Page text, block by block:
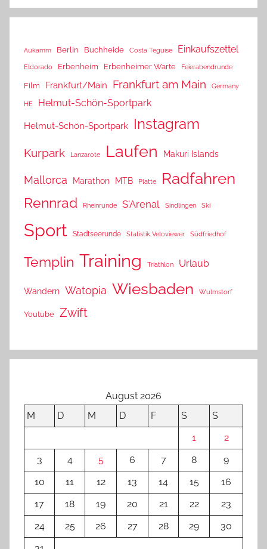
Aukamm Berlin Buchheide Costa Teguise Einkaufszettel
Eldorado Erbenheim Erbenheimer Warte Feierabendrunde
Film Frankfurt/Main Frankfurt am Main Germany
HE Helmut-Schön-Sportpark
Helmut-Schön-Sportpark Instagram
Kurpark Lanzarote Laufen Makuri Islands
Mallorca Marathon MTB Platte Radfahren
Rennrad Rheinrunde S'Arenal Sindlingen Ski
Sport Stadtseerunde Statistik Veloviewer Südfriedhof
Templin Training Triathlon Urlaub
Wandern Watopia Wiesbaden Wulmstorf
Youtube Zwift
August 2026
M
D M D F S
S
1
2
3
4 5 6 7 8
9
10
11 12 13 14 15
16
17
18 19 20 21 22
23
24
25 26 27 28 29
30